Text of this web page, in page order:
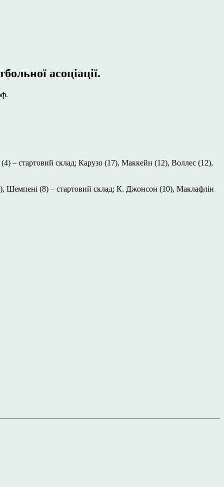
асоціації.
– стартовий склад; Карузо (17), Маккейн (12), Воллес (12),
Шемпені (8) – стартовий склад; К. Джонсон (10), Маклафлін